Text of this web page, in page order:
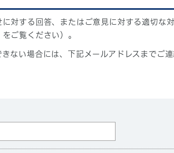
対する回答、またはご意見に対する適切な
をご覧ください）。
ない場合には、下記メールアドレスまでご